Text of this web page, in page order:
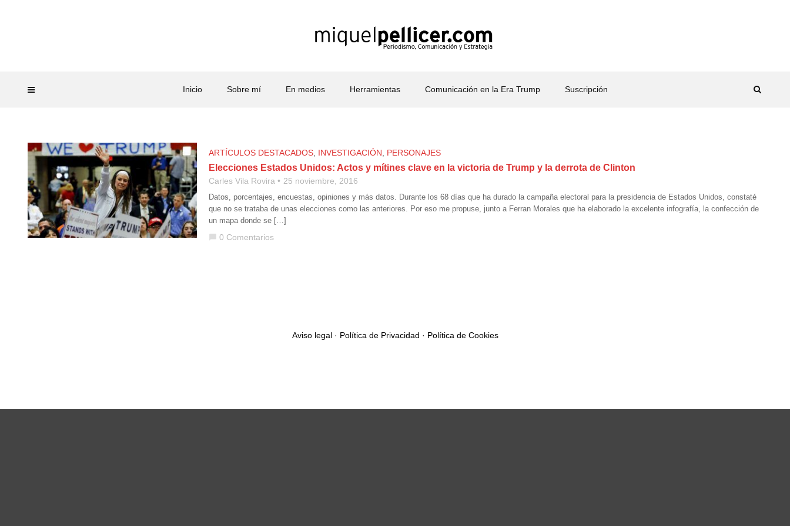
Inicio Sobre mí En medios Herramientas Comunicación en la Era Trump Suscripción
ARTÍCULOS DESTACADOS INVESTIGACIÓN PERSONAJES
Elecciones Estados Unidos: Actos y mítines clave en la victoria de Trump y la derrota de Clinton
Carles Vila Rovira 25 noviembre, 2016
Datos, porcentajes, encuestas, opiniones y más datos. Durante los 68 días que ha durado la campaña electoral para la presidencia de Estados Unidos, constaté
que no se trataba de unas elecciones como las anteriores. Por eso me propuse, junto a Ferran Morales que ha elaborado la excelente infografía, la confección de
un mapa donde se […]
chat_bubble 0 Comentarios
Aviso legal· Política de Privacidad · Política de Cookies